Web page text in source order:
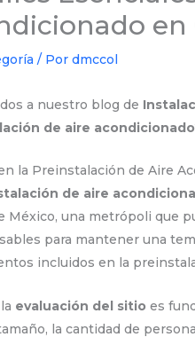
en
/ Pordmccol
a nuestro blog de
de aire acondicionado
la Preinstalación de Aire
de aire
México, una metrópoli que
para mantener una
incluidos en la
evaluación del sitio es
la cantidad de